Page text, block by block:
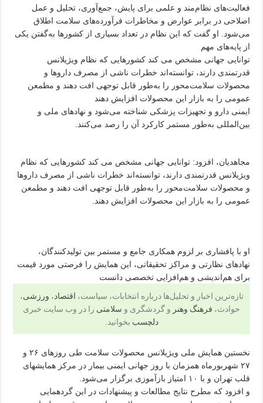
فعالیت‌های نظام‌مند و علمی برای پایش، جمع‌آوری، تحلیل و عمل
اصلاحی در برابر عوارض و مخاطرات فرآورده‌های سلامت اطلاق
می‌شود. او گفت که این نظام در تعداد بسیاری از کشورها به‌گفتن یکی
از پایه‌های مهم
توانایی جهانی مشخص می کند کشورهایی که نظام ویژیلانس
قدرتمندی دارند، توانسته‌اند خطرات ناشی از مصرف داروها و
محصولات سلامت‌محور را به‌طور قابل توجهی افت دهند و مطمعن
عمومی را به بازار این محصولات افزایش دهند
ایمنی دارو و تجهیزات پزشکی شناخته می‌شود و نهادهای ملی و
بین‌المللی به‌طور مستمر کارکرد آن را رصد می‌کنند.
مجاهدیان، افزود: توانایی جهانی مشخص می کند کشورهایی که نظام
ویژیلانس قدرتمندی دارند، توانسته‌اند خطرات ناشی از مصرف داروها
و محصولات سلامت‌محور را به‌طور قابل توجهی افت دهند و مطمعن
عمومی را به بازار این محصولات افزایش دهند.
او با پافشاری بر لزوم همکاری جامع و مستمر بین تولیدکنندگان،
نهادهای نظارتی و مراکز تحقیقاتی، این همایش را فرصتی مورد قیمت
برای هم‌اندیشی و هم‌افزایی تخصصی دانست
تازه‌ترین اخبار و تحلیل‌ها درباره انتخابات، سیاست، اقتصاد، ورزشی،
حوادث، فرهنگ وهنر و گردشگری و سلامتی را در وب سایت خبری
دلچسب بخوانید.
نخستین همایش ملی ویژیلانس محصولات سلامت طی روزهای ۲۶ و
۲۷ شهربورماه همزمان با روز جهانی ایمنی بیمار در مرکز همایشهای
قلب تهران و با ۱۰ امتیاز بازآموزی برگزار می‌شود.
و افزود که مطرح نتایج مطالعات و پیشنهادات در این گردهمایی